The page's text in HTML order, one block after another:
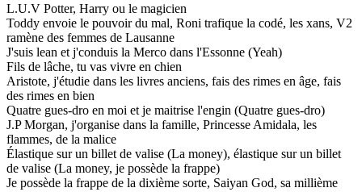
L.U.V Potter, Harry ou le magicien
Toddy envoie le pouvoir du mal, Roni trafique la codé, les xans, V2
ramène des femmes de Lausanne
J'suis lean et j'conduis la Merco dans l'Essonne (Yeah)
Fils de lâche, tu vas vivre en chien
Aristote, j'étudie dans les livres anciens, fais des rimes en âge, fais
des rimes en bien
Quatre gues-dro en moi et je maitrise l'engin (Quatre gues-dro)
J.P Morgan, j'organise dans la famille, Princesse Amidala, les
flammes, de la malice
Élastique sur un billet de valise (La money), élastique sur un billet
de valise (La money, je possède la frappe)
Je possède la frappe de la dixième sorte, Saiyan God, sa millième